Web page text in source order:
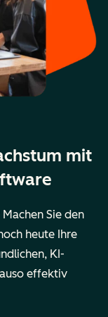
mit
Sie den
heute Ihre
KI-
effektiv